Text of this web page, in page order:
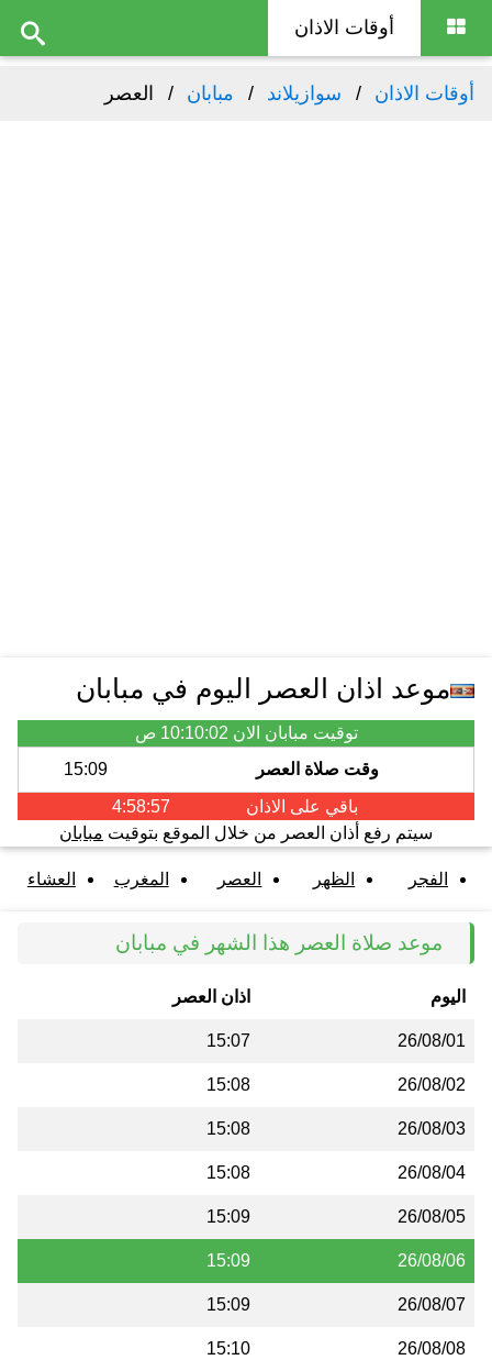
أوقات الاذان
أوقات الاذان سوازيلاند مبابان العصر
موعد اذان العصر اليوم في مبابان
توقيت مبابان الان 10:10:02 ص
وقت صلاة العصر
15:09
باقي على الاذان
4:58:57
سيتم رفع أذان العصر من خلال الموقع بتوقيت مبابان
الفجر الظهر العصر المغرب العشاء
موعد صلاة العصر هذا الشهر في مبابان
اليوم اذان العصر
26/08/01
15:07
26/08/02
15:08
26/08/03
15:08
26/08/04
15:08
26/08/05
15:09
26/08/06
15:09
26/08/07
15:09
26/08/08
15:10